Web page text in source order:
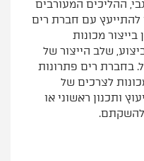
ההליכים המעורבים
עם חברת רים
מכונות
שלב הייצור של
בחברת רים פתרונות
לצרכים של
ותכנון ראשוני או
להשקתם.